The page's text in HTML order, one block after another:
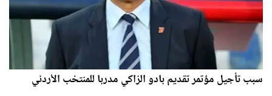
سبب تأجيل مؤتمر تقديم بادو الزاكي مدربا للمنتخب الأردني